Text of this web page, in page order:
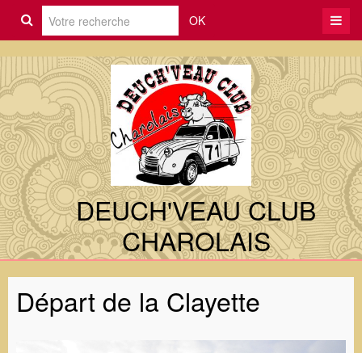
OK
DEUCH'VEAU CLUB
CHAROLAIS
Départ de la Clayette